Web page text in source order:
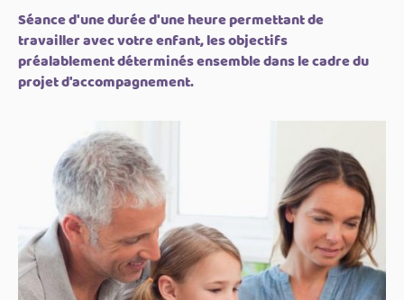
Séance d'une durée d'une heure permettant de
travailler avec votre enfant, les objectifs
préalablement déterminés ensemble dans le cadre du
projet d'accompagnement.